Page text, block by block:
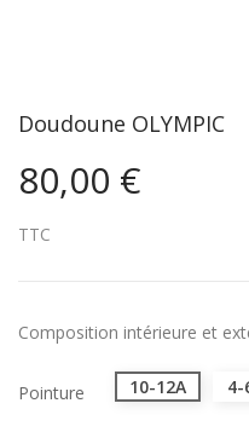
Doudoune OLYMPIC
80,00 €
TTC
Composition intérieure et
Pointure 10-12A 4-